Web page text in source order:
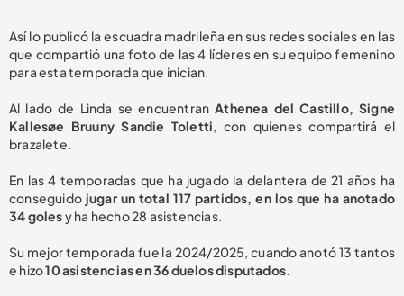
Así lo publicó la escuadra madrileña en sus redes sociales en las
que compartió una foto de las 4 líderes en su equipo femenino
para esta temporada que inician.
Al lado de Linda se encuentranAthenea del Castillo, Signe
Kallesøe Bruuny Sandie Toletti, con quienes compartirá el
brazalete.
En las 4 temporadas que ha jugado la delantera de 21 años ha
conseguido jugar un total 117 partidos, en los que ha anotado
34 golesy ha hecho 28 asistencias.
Su mejor temporada fue la 2024/2025, cuando anotó 13 tantos
e hizo10 asistencias en 36 duelos disputados.